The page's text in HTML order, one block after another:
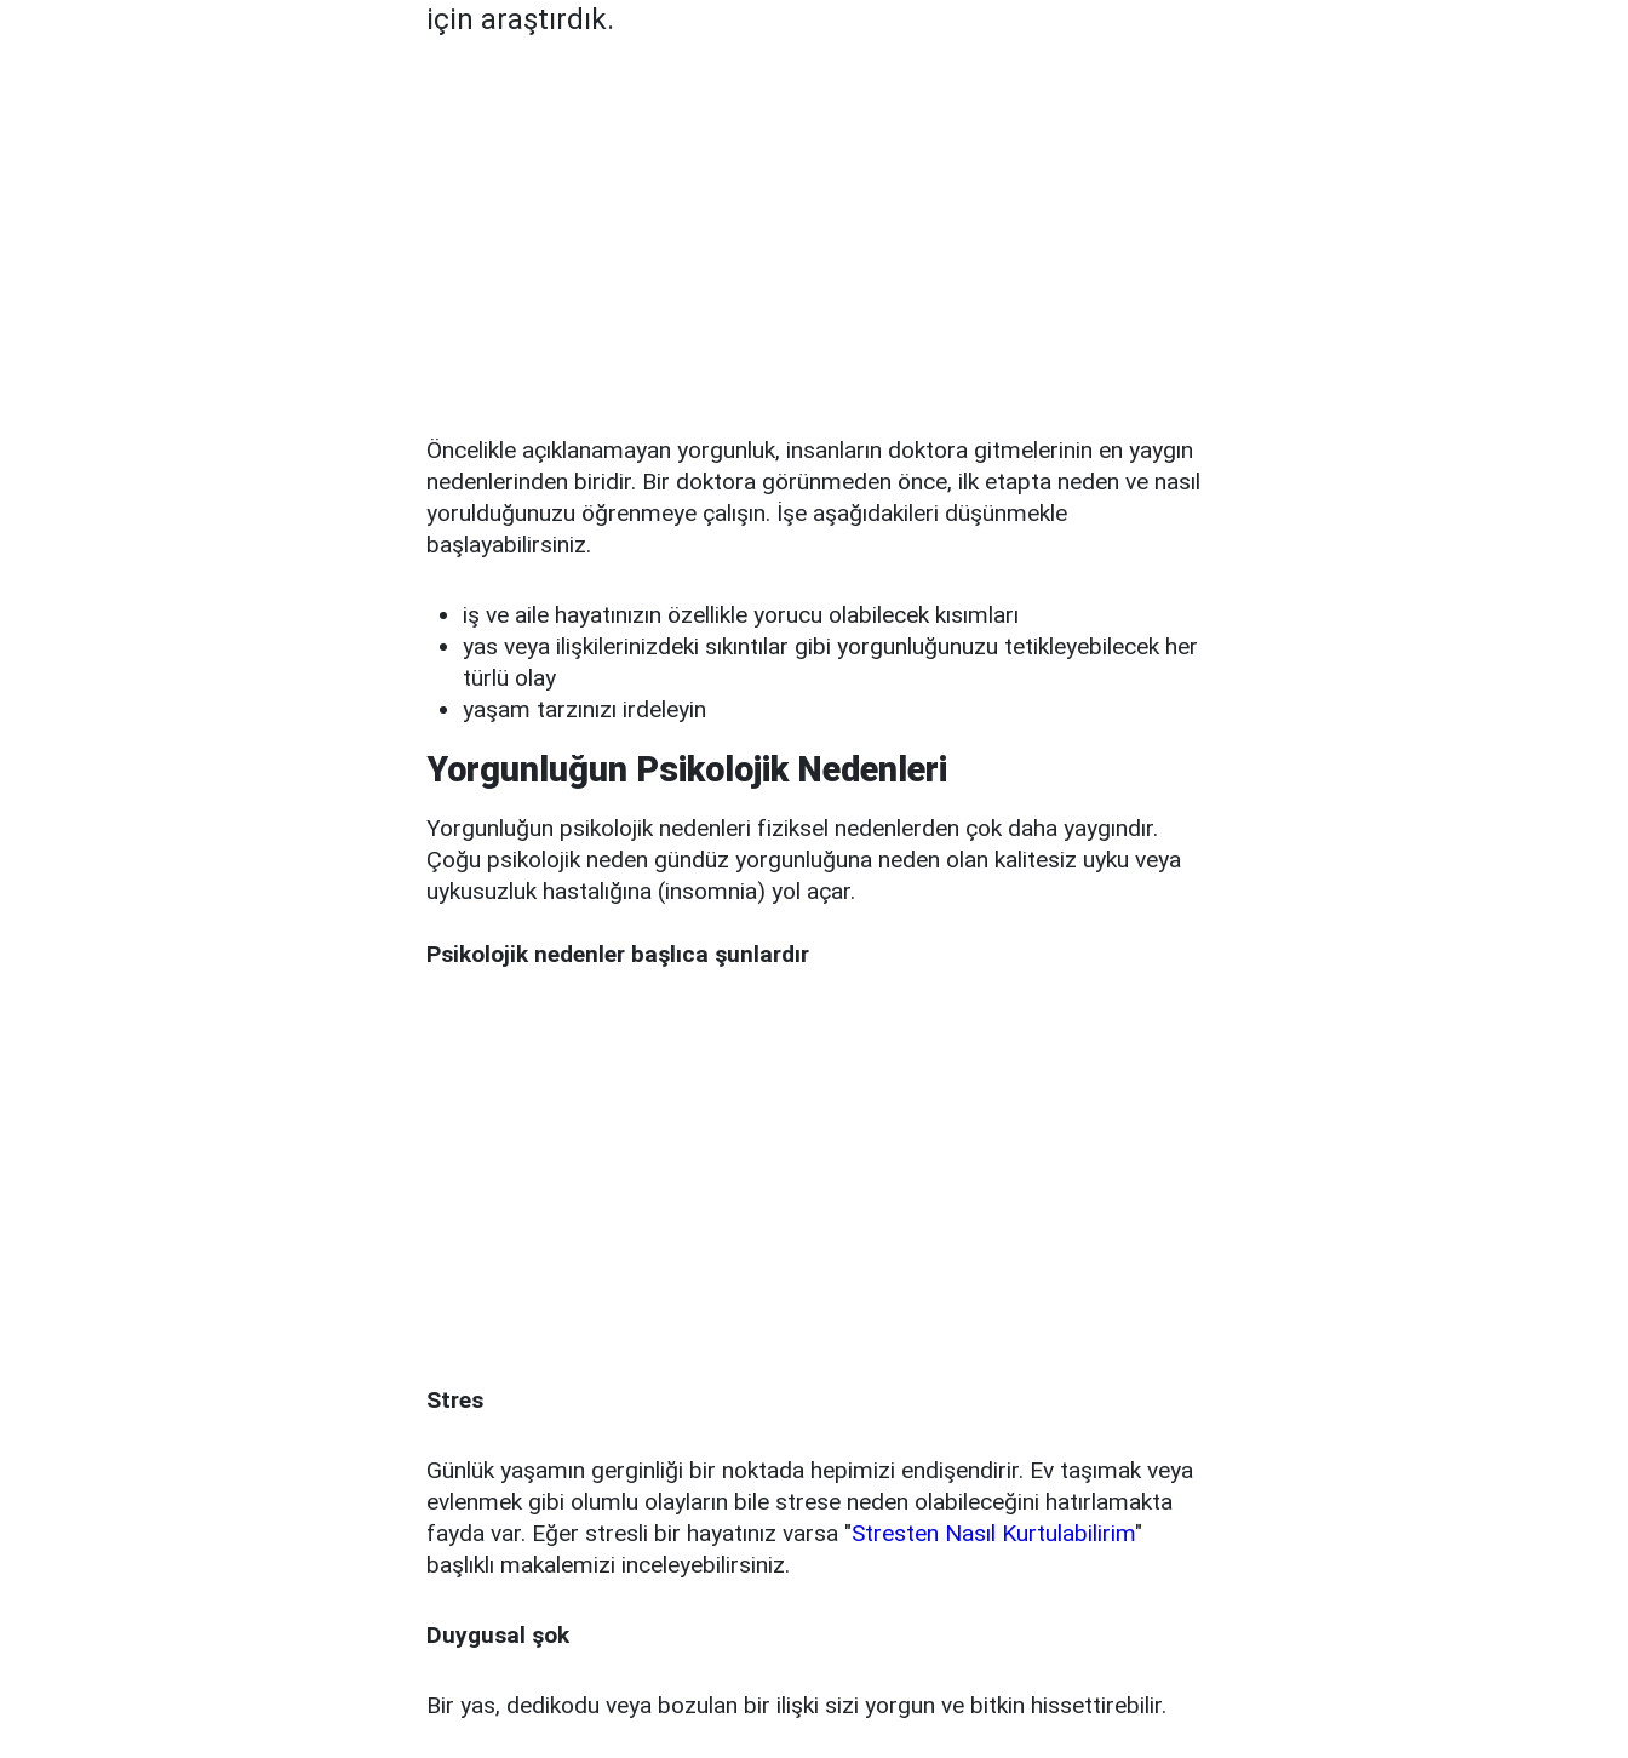
için araştırdık.
Öncelikle açıklanamayan yorgunluk, insanların doktora gitmelerinin en yaygın
nedenlerinden biridir. Bir doktora görünmeden önce, ilk etapta neden ve nasıl
yorulduğunuzu öğrenmeye çalışın. İşe aşağıdakileri düşünmekle
başlayabilirsiniz.
iş ve aile hayatınızın özellikle yorucu olabilecek kısımları
yas veya ilişkilerinizdeki sıkıntılar gibi yorgunluğunuzu tetikleyebilecek her
türlü olay
yaşam tarzınızı irdeleyin
Yorgunluğun Psikolojik Nedenleri
Yorgunluğun psikolojik nedenleri fiziksel nedenlerden çok daha yaygındır.
Çoğu psikolojik neden gündüz yorgunluğuna neden olan kalitesiz uyku veya
uykusuzluk hastalığına (insomnia) yol açar.
Psikolojik nedenler başlıca şunlardır
Stres
Günlük yaşamın gerginliği bir noktada hepimizi endişendirir. Ev taşımak veya
evlenmek gibi olumlu olayların bile strese neden olabileceğini hatırlamakta
fayda var. Eğer stresli bir hayatınız varsa "Stresten Nasıl Kurtulabilirim"
başlıklı makalemizi inceleyebilirsiniz.
Duygusal şok
Bir yas, dedikodu veya bozulan bir ilişki sizi yorgun ve bitkin hissettirebilir.